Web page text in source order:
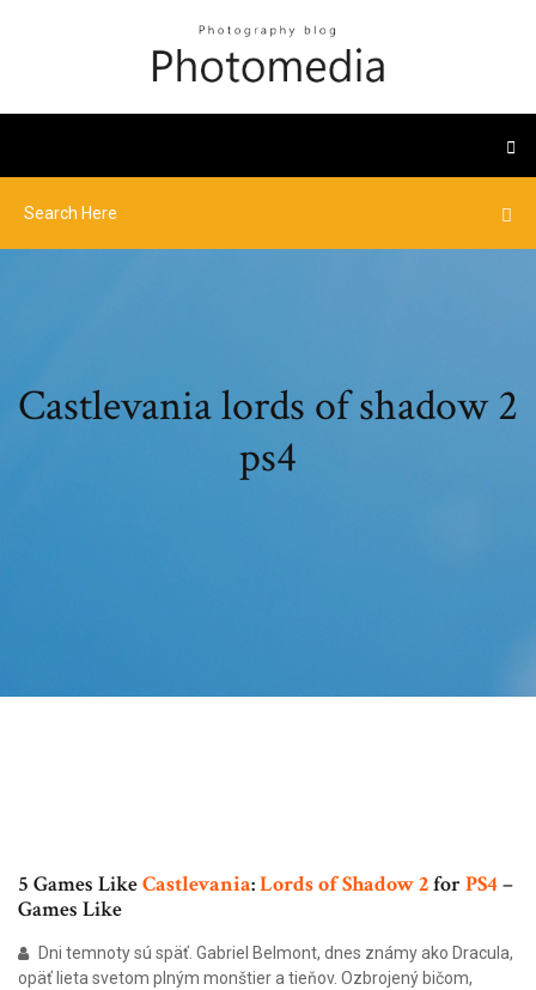
Castlevania lords of shadow 2
ps4
5 Games LikeCastlevania:LordsofShadow2for PS4–
Games Like
Dni temnoty sú späť. Gabriel Belmont, dnes známy ako Dracula,
opäť lieta svetom plným monštier a tieňov. Ozbrojený bičom,